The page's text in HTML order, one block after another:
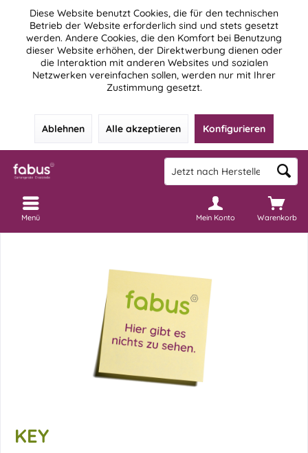
Diese Website benutzt Cookies, die für den technischen
Betrieb der Website erforderlich sind und stets gesetzt
werden. Andere Cookies, die den Komfort bei Benutzung
dieser Website erhöhen, der Direktwerbung dienen oder
die Interaktion mit anderen Websites und sozialen
Netzwerken vereinfachen sollen, werden nur mit Ihrer
Zustimmung gesetzt.
Ablehnen Alle akzeptieren Konfigurieren
Warenkorb
Mein Konto
Menü
KEY